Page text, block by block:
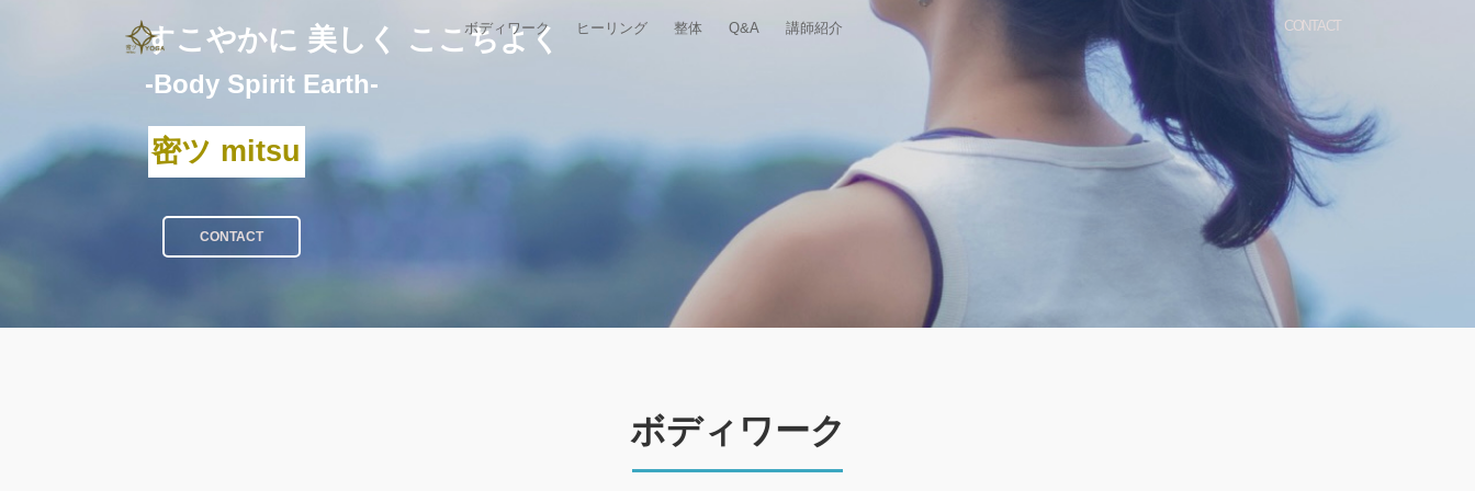
ボディワーク ヒーリング 整体 Q&A 講師紹介 CONTACT
すこやかに 美しく ここちよく
-Body Spirit Earth-
密ツ mitsu
CONTACT
ボディワーク